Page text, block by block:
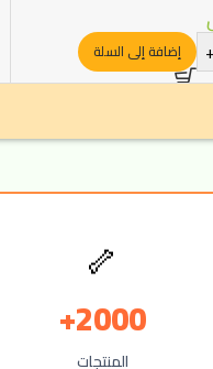
+ إضافة إلى السلة
🦴
2000+
المنتجات